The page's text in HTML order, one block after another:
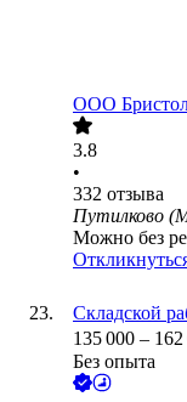
ООО
3.8
•
332 отзыва
Путилково
Можно без
Складской
135 000 –
Без опыта